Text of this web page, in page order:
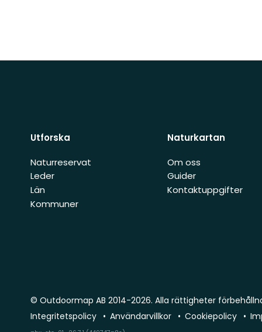
Utforska
Naturreservat
Leder
Län
Kommuner
Naturkartan
Om oss
Guider
Kontaktuppgifter
© Outdoormap AB 2014-2026. Alla rättigheter
Integritetspolicy
Användarvillkor Cookiepolicy